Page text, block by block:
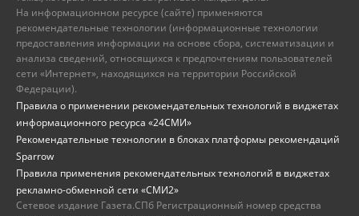
На информационном ресурсе (сайте) применяются
рекомендательные технологии (информационные технологии
предоставления информации на основе сбора, систематизации и
анализа сведений, относящихся к предпочтениям пользователей
сети «Интернет», находящихся на территории Российской
Федерации).
Правила о применении рекомендательных технологий в виджетах
информационного ресурса «24СМИ»
Рекомендательные технологии в блоках платформы рекомендаций
Sparrow
Правила применения рекомендательных технологий в виджетах
рекламно-обменной сети «СМИ2»
Сетевое издание Газета.СПб Регистрационный номер средства